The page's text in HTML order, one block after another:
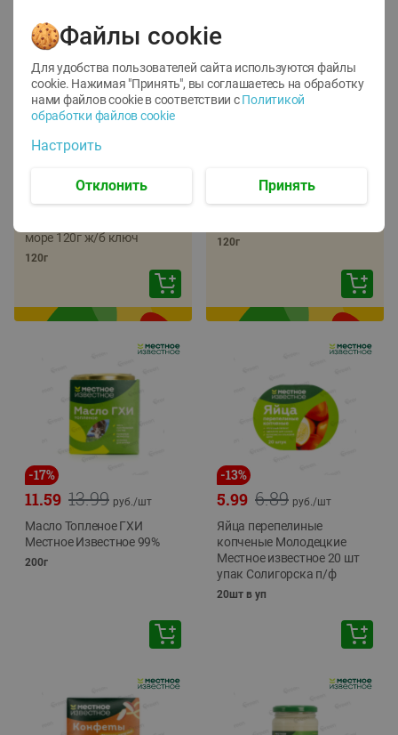
- 22
5.79
Икра трески
тихоокеанской
море 120г ж/б ключ
120г
Икра сельди
тихоокеанской Лунское
120г
-17%
13.99
11.59 руб./шт
Масло Топленое ГХИ
Местное Известное 99%
200г
-13%
6.89
5.99 руб./шт
Яйца перепелиные
копченые Молодецкие
Местное известное 20 шт
упак Солигорска п/ф
20шт в уп
Файлы cookie
Для удобства пользователей сайта используются файлы
cookie. Нажимая "Принять", вы соглашаетесь на обработку
нами файлов cookie в соответствии с Политикой
обработки файлов cookie
Настроить
Отклонить Принять